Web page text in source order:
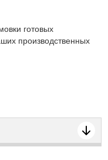
готовых
производственных